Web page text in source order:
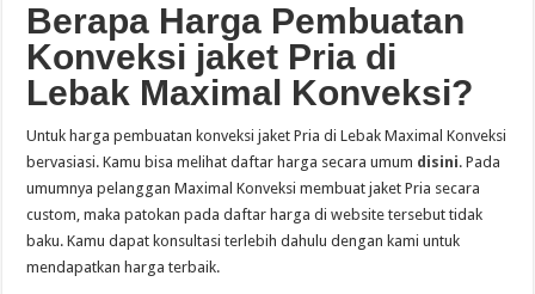
Berapa Harga Pembuatan
Konveksi jaket Pria di
Lebak Maximal Konveksi?
Untuk harga pembuatan konveksi jaket Pria di Lebak Maximal Konveksi
bervasiasi. Kamu bisa melihat daftar harga secara umum disini. Pada
umumnya pelanggan Maximal Konveksi membuat jaket Pria secara
custom, maka patokan pada daftar harga di website tersebut tidak
baku. Kamu dapat konsultasi terlebih dahulu dengan kami untuk
mendapatkan harga terbaik.